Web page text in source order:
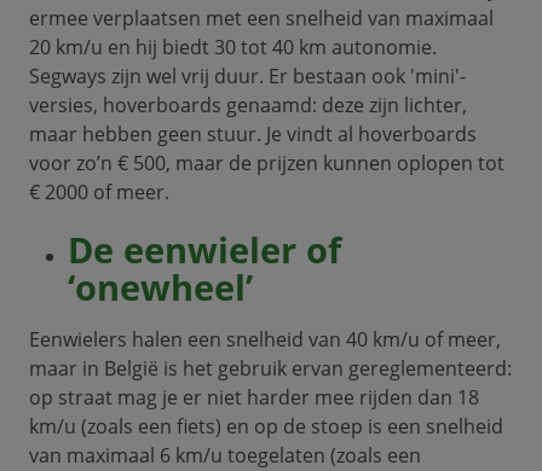
ermee verplaatsen met een snelheid van maximaal
20 km/u en hij biedt 30 tot 40 km autonomie.
Segways zijn wel vrij duur. Er bestaan ook 'mini'-
versies, hoverboards genaamd: deze zijn lichter,
maar hebben geen stuur. Je vindt al hoverboards
voor zo’n € 500, maar de prijzen kunnen oplopen tot
€ 2000 of meer.
De eenwieler of
‘onewheel’
Eenwielers halen een snelheid van 40 km/u of meer,
maar in België is het gebruik ervan gereglementeerd:
op straat mag je er niet harder mee rijden dan 18
km/u (zoals een fiets) en op de stoep is een snelheid
van maximaal 6 km/u toegelaten (zoals een